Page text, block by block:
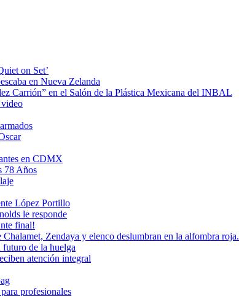
on Set’
en Nueva Zelanda
Carrión” en el Salón de la Plástica Mexicana del INBAL
video
en CDMX
78 Años
López Portillo
le responde
final!
Zendaya y elenco deslumbran en la alfombra roja.
futuro de la huelga
atención integral
profesionales